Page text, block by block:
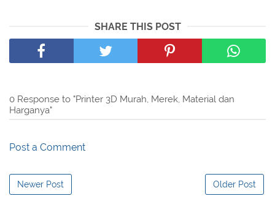
SHARE THIS POST
0 Response to "Printer 3D Murah, Merek, Material dan
Harganya"
Post a Comment
Newer Post Older Post